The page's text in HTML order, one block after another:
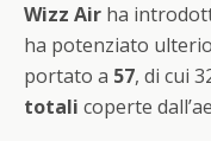
Wizz Air ha
ha potenziato
portato a 57, di cui
totali coperte